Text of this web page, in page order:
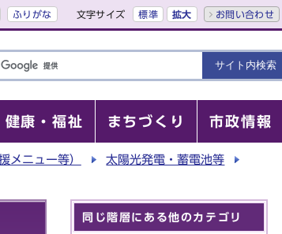
ふりがな 文字サイズ 標準 拡大 お問い合わせ
健康・福祉 まちづくり 市政情報
メニュー等）
太陽光発電・蓄電池等
同じ階層にある他のカテゴリ